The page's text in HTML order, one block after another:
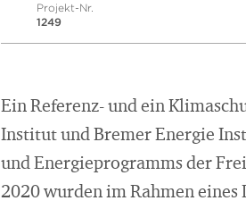
Projekt-Nr.
1249
Ein Referenz- und ein
Institut und Bremer Energie
und Energieprogramms der
2020 wurden im Rahmen